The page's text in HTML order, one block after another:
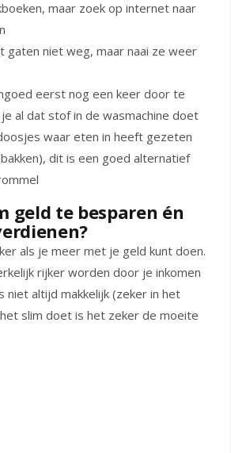
maar zoek op internet naar
gaten niet weg, maar naai ze weer
eerst nog een keer door te
al dat stof in de wasmachine doet
waar eten in heeft gezeten
dit is een goed alternatief
geld te besparen én
als je meer met je geld kunt doen.
rijker worden door je inkomen
niet altijd makkelijk (zeker in het
slim doet is het zeker de moeite